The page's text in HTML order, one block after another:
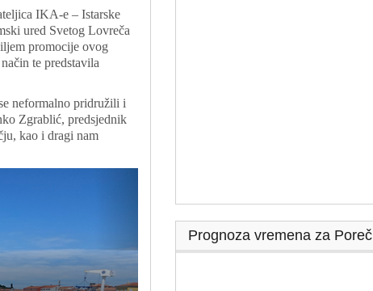
IKA-e – Istarske
ured Svetog Lovreča
promocije ovog
te predstavila
neformalno pridružili i
Zgrablić, predsjednik
kao i dragi nam
Prognoza vremena za Poreč